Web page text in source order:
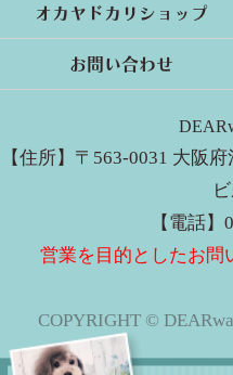
オカヤドカリショップ
お問い合わせ
【住所】〒563-0031 大阪
【電話
営業を目的としたお問
COPYRIGHT ©